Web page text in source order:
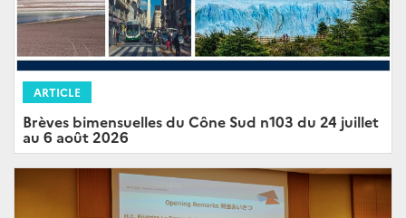
ARTICLE
Brèves bimensuelles du Cône Sud n103 du 24 juillet
au 6 août 2026